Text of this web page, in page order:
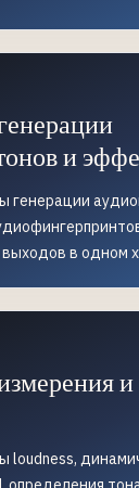
и
генерации
в одном
и
loudness,